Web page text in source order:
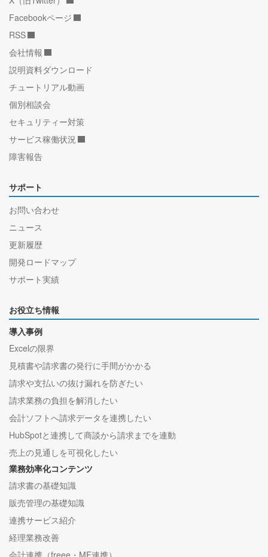
Facebookページ
RSS
会社情報
説明資料ダウンロード
チュートリアル動画
個別相談会
セキュリティー対策
サービス稼働状況
障害報告
サポート
お問い合わせ
ニュース
更新履歴
開発ロードマップ
サポート実績
お役立ち情報
導入事例
Excelの限界
見積書や請求書の発行に手間がかかる
請求や支払いの抜け漏れを防ぎたい
請求業務の負担を解消したい
会計ソフトへ請求データを連携したい
HubSpotと連携して商談から請求までを連動
売上の見通しを可視化したい
業務効率化コンテンツ
請求書の基礎知識
販売管理の基礎知識
連携サービス紹介
経理業務改善